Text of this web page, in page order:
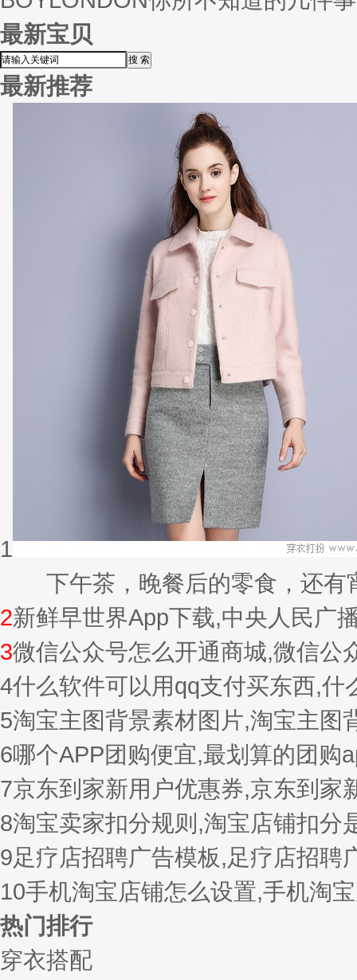
最新宝贝
最新推荐
1
下午茶，晚餐后的零食，还有
2新鲜早世界App下载,中央人民广
3微信公众号怎么开通商城,微信公
4什么软件可以用qq支付买东西,什
5淘宝主图背景素材图片,淘宝主图
6哪个APP团购便宜,最划算的团购
7京东到家新用户优惠券,京东到家
8淘宝卖家扣分规则,淘宝店铺扣分
9足疗店招聘广告模板,足疗店招聘
10手机淘宝店铺怎么设置,手机淘
热门排行
穿衣搭配